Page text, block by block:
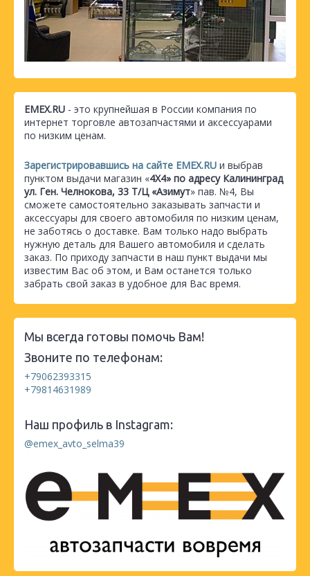
EMEX.RU - это крупнейшая в России компания по
интернет торговле автозапчастями и аксессуарами
по низким ценам.
Зарегистрировавшись на сайте EMEX.RU и выбрав
пунктом выдачи магазин «4Х4» по адресу Калининград
ул. Ген. Челнокова, 33 Т/Ц «Азимут» пав. №4, Вы
сможете самостоятельно заказывать запчасти и
аксессуары для своего автомобиля по низким ценам,
не заботясь о доставке. Вам только надо выбрать
нужную деталь для Вашего автомобиля и сделать
заказ. По приходу запчасти в наш пункт выдачи мы
известим Вас об этом, и Вам останется только
забрать свой заказ в удобное для Вас время.
Мы всегда готовы помочь Вам!
Звоните по телефонам:
+79062393315
+79814631989
Наш профиль в Instagram:
@emex_avto_selma39